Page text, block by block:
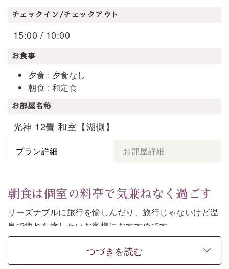
チェックイン/チェックアウト
15:00 / 10:00
お食事
夕食 : 夕食なし
朝食 : 和定食
お部屋名称
光神 12畳 和室【湖側】
プラン詳細 お部屋詳細
朝食は個室の料亭で気兼ねなく過ごす
リーズナブルに旅行を愉しんだり、旅行じゃないけど温
泉で疲れを癒したいお客様におすすめです。
ご朝食は個室の料亭で気兼ねなくお食事をお愉しみくだ
つづきを読む